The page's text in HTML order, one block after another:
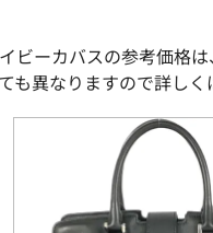
ビーカバスの参考価格
も異なりますので詳し